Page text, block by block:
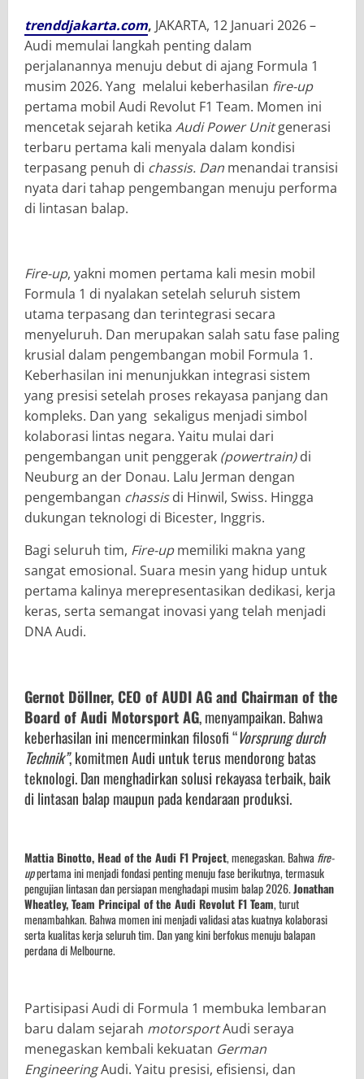
trenddjakarta.com, JAKARTA, 12 Januari 2026–
Audi memulai langkah penting dalam
perjalanannya menuju debut di ajang Formula 1
musim 2026. Yang melalui keberhasilan fire-up
pertama mobil Audi Revolut F1 Team. Momen ini
mencetak sejarah ketika Audi Power Unitgenerasi
terbaru pertama kali menyala dalam kondisi
terpasang penuh di chassis. Dan menandai transisi
nyata dari tahap pengembangan menuju performa
di lintasan balap.
Fire-up, yakni momen pertama kali mesin mobil
Formula 1 di nyalakan setelah seluruh sistem
utama terpasang dan terintegrasi secara
menyeluruh. Dan merupakan salah satu fase paling
krusial dalam pengembangan mobil Formula 1.
Keberhasilan ini menunjukkan integrasi sistem
yang presisi setelah proses rekayasa panjang dan
kompleks. Dan yang sekaligus menjadi simbol
kolaborasi lintas negara. Yaitu mulai dari
pengembangan unit penggerak (powertrain)di
Neuburg an der Donau. Lalu Jerman dengan
pengembangan chassisdi Hinwil, Swiss. Hingga
dukungan teknologi di Bicester, Inggris.
Bagi seluruh tim, Fire-upmemiliki makna yang
sangat emosional. Suara mesin yang hidup untuk
pertama kalinya merepresentasikan dedikasi, kerja
keras, serta semangat inovasi yang telah menjadi
DNA Audi.
Gernot Döllner, CEO of AUDI AG and Chairman of the
Board of Audi Motorsport AG, menyampaikan. Bahwa
keberhasilan ini mencerminkan filosofi “Vorsprung durch
Technik”, komitmen Audi untuk terus mendorong batas
teknologi. Dan menghadirkan solusi rekayasa terbaik, baik
di lintasan balap maupun pada kendaraan produksi.
Mattia Binotto, Head of the Audi F1 Project, menegaskan. Bahwa fire-
uppertama ini menjadi fondasi penting menuju fase berikutnya, termasuk
pengujian lintasan dan persiapan menghadapi musim balap 2026.Jonathan
Wheatley, Team Principal of the Audi Revolut F1 Team, turut
menambahkan. Bahwa momen ini menjadi validasi atas kuatnya kolaborasi
serta kualitas kerja seluruh tim. Dan yang kini berfokus menuju balapan
perdana di Melbourne.
Partisipasi Audi di Formula 1 membuka lembaran
baru dalam sejarah motorsportAudi seraya
menegaskan kembali kekuatan German
EngineeringAudi. Yaitu presisi, efisiensi, dan